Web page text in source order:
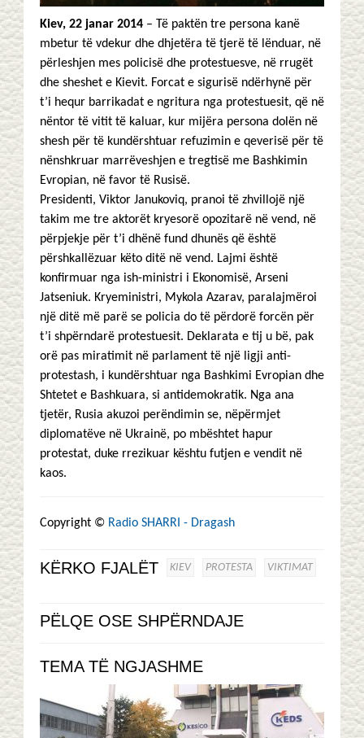
Kiev, 22 janar 2014 – Të paktën tre persona kanë
mbetur të vdekur dhe dhjetëra të tjerë të lënduar, në
përleshjen mes policisë dhe protestuesve, në rrugët
dhe sheshet e Kievit. Forcat e sigurisë ndërhynë për
t’i hequr barrikadat e ngritura nga protestuesit, që në
nëntor të vitit të kaluar, kur mijëra persona dolën në
shesh për të kundërshtuar refuzimin e qeverisë për të
nënshkruar marrëveshjen e tregtisë me Bashkimin
Evropian, në favor të Rusisë.
Presidenti, Viktor Janukoviq, pranoi të zhvillojë një
takim me tre aktorët kryesorë opozitarë në vend, në
përpjekje për t’i dhënë fund dhunës që është
përshkallëzuar këto ditë në vend. Lajmi është
konfirmuar nga ish-ministri i Ekonomisë, Arseni
Jatseniuk. Kryeministri, Mykola Azarav, paralajmëroi
një ditë më parë se policia do të përdorë forcën për
t’i shpërndarë protestuesit. Deklarata e tij u bë, pak
orë pas miratimit në parlament të një ligji anti-
protestash, i kundërshtuar nga Bashkimi Evropian dhe
Shtetet e Bashkuara, si antidemokratik. Nga ana
tjetër, Rusia akuzoi perëndimin se, nëpërmjet
diplomatëve në Ukrainë, po mbështet hapur
protestat, duke rrezikuar kështu futjen e vendit në
kaos.
Copyright © Radio SHARRI - Dragash
KËRKO FJALËT KIEV PROTESTA VIKTIMAT
PËLQE OSE SHPËRNDAJE
TEMA TË NGJASHME